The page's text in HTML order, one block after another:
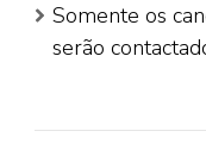
Somente os
serão